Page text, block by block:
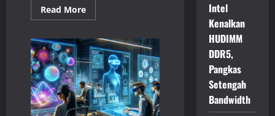
Read MoreRead
more
Gratis
Bersertifikat
Resmi:
Tingkatkan
Skill
&
Portofolio!
Intel
Kenalkan
HUDIMM
DDR5,
Pangkas
Setengah
Bandwidth